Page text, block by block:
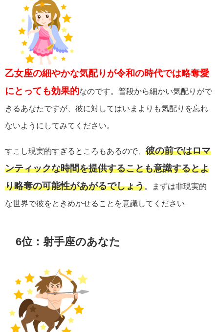
乙女座の細やかな気配りが令和の時代では略奪愛
にとっても効果的なのです。普段から細かい気配りがで
きるあなたですが、彼に対してはいまよりも気配りを忘れ
ないようにしてみてください。
すこし現実的すぎるところもあるので、 彼の前ではロマ
ンティックな時間を提供することも意識するとよ
り略奪の可能性があがるでしょう 。まずは非現実的
な世界で彼をときめかせることを意識してください
6位：射手座のあなた